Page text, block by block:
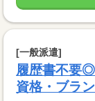
[一般派遣]
履歴書不要
資格・ブラ